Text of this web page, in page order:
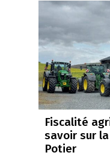
Fiscalité
savoir sur
Potier